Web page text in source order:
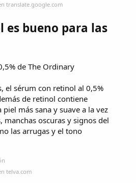
translate.google.com
es bueno para las
de The Ordinary
el sérum con retinol al 0,5%
de retinol contiene
más sana y suave a la vez
manchas oscuras y signos del
las arrugas y el tono
telva.com